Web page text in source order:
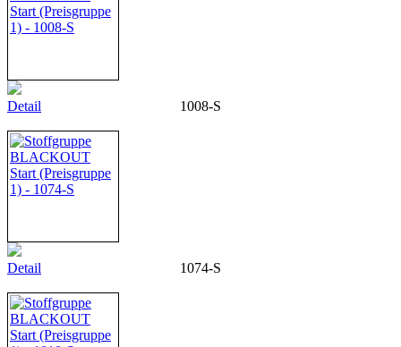
Detail 1008-S
Detail 1074-S